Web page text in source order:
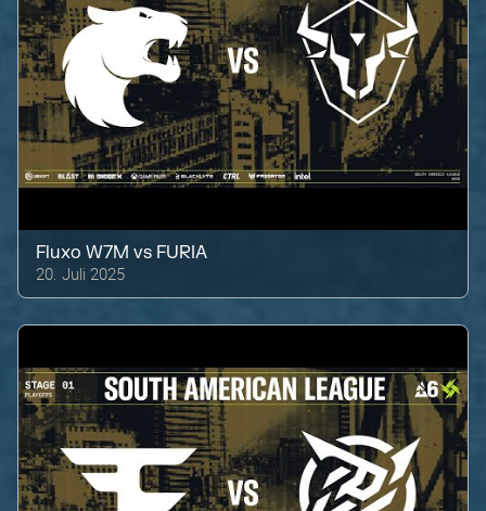
Fluxo W7M vs FURIA
20. Juli 2025